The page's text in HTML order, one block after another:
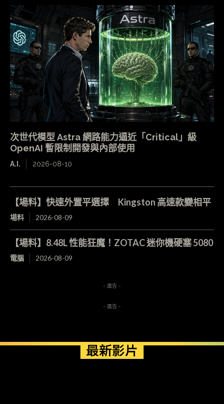
次世代模型 Astra 網路能力逼近「Critical」級
OpenAI 暫限制開發與內部使用
A.I. 2026-08-10
【場料】快速外置平選擇 Kingston 高速款變相平
場料 2026-08-09
【場料】8.48L 性能狂魔！ZOTAC 迷你機硬塞 5080
電腦 2026-08-09
- 廣告 -
- 廣告 -
最新影片